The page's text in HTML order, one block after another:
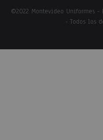
©2022 Montevideo Uniformes -
- Todos los